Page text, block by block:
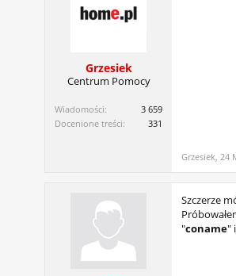
Grzesiek
Centrum Pomocy
Wiadomości:
3 659
Docenione treści:
331
Grzesiek, 24
Szczerze
"coname"